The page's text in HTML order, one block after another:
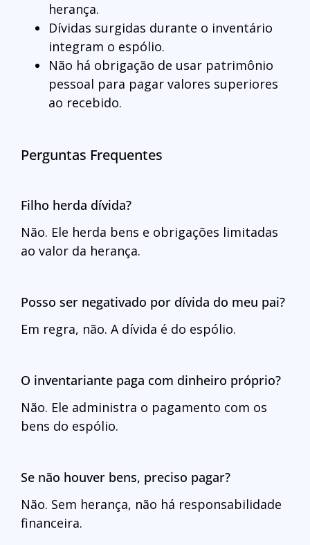
herança.
Dívidas surgidas durante o inventário
integram o espólio.
Não há obrigação de usar patrimônio
pessoal para pagar valores superiores
ao recebido.
Perguntas Frequentes
Filho herda dívida?
Não. Ele herda bens e obrigações limitadas
ao valor da herança.
Posso ser negativado por dívida do meu pai?
Em regra, não. A dívida é do espólio.
O inventariante paga com dinheiro próprio?
Não. Ele administra o pagamento com os
bens do espólio.
Se não houver bens, preciso pagar?
Não. Sem herança, não há responsabilidade
financeira.